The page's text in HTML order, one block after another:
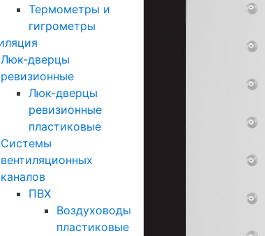
Термометры и
гигрометры
Люк-дверцы
ревизионные
Люк-дверцы
ревизионные
пластиковые
Системы
вентиляционных
каналов
ПВХ
Воздуховоды
пластиковые